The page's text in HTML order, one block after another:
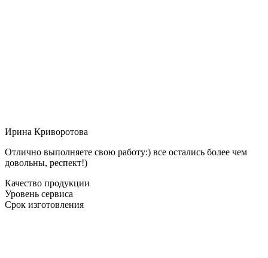
Ирина Криворотова
Отлично выполняете свою работу:) все остались более чем
довольны, респект!)
Качество продукции
Уровень сервиса
Срок изготовления